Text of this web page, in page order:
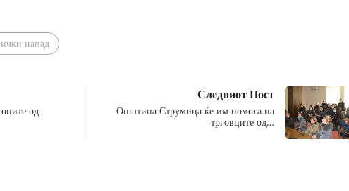
напад
од
Следниот Пост
Општина Струмица ќе им помога на
трговците од…